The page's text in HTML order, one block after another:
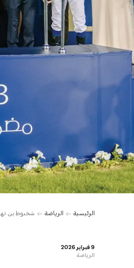
الرئيسية الرياضة شخبوط بن
9 فبراير 2026
الرياضة